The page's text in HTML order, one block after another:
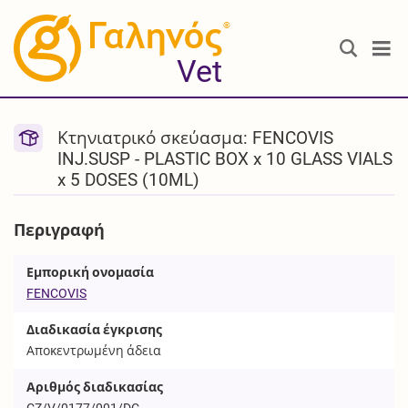
®
Vet
Κτηνιατρικό σκεύασμα: FENCOVIS
INJ.SUSP - PLASTIC BOX x 10 GLASS VIALS
x 5 DOSES (10ML)
Περιγραφή
Εμπορική ονομασία
FENCOVIS
Διαδικασία έγκρισης
Αποκεντρωμένη άδεια
Αριθμός διαδικασίας